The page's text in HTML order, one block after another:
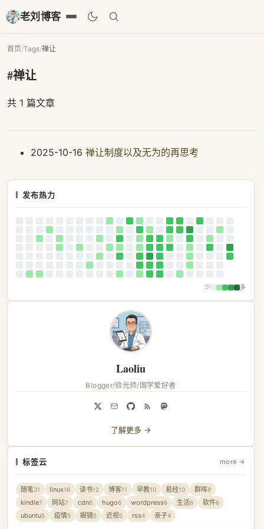
老刘博客
首页/Tags/禅让
#禅让
共 1 篇文章
2025-10-16 禅让制度以及无为的再思考
发布热力
少 多
Laoliu
Blogger/验光师/国学爱好者
了解更多 →
标签云 more →
随笔31 linux16 读书12 博客11 早教10 易经10 群晖9
kindle7 网站7 cdn6 hugo6 wordpress6 生活6 软件6
ubuntu5 疫情5 眼镜5 近视5 rss4 亲子4